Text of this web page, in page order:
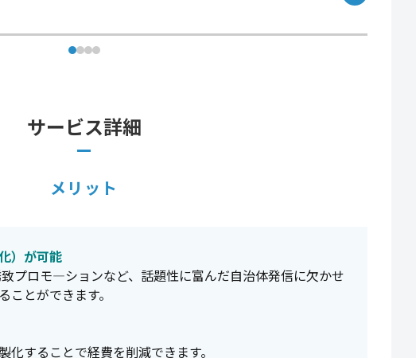
サービス詳細
メリット
）が可能
プロモ―ションなど、話題性に富んだ自治体発信に欠かせ
とができます。
することで経費を削減できます。